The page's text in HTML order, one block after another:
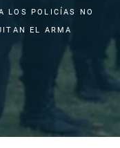
LOS POLICÍAS NO
EL ARMA